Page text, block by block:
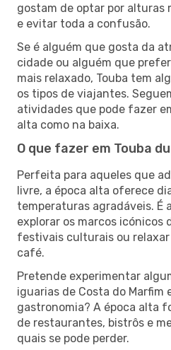
gostam de optar por alturas
e evitar toda a confusão.
Se é alguém que gosta da
cidade ou alguém que
mais relaxado, Touba tem
os tipos de viajantes.
atividades que pode fazer
alta como na baixa.
O que fazer em Touba
Perfeita para aqueles que
livre, a época alta oferece
temperaturas agradáveis. É
explorar os marcos icónicos
festivais culturais ou relaxar
café.
Pretende experimentar
iguarias de Costa do Marfim
gastronomia? A época alta
de restaurantes, bistrôs e
quais se pode perder.